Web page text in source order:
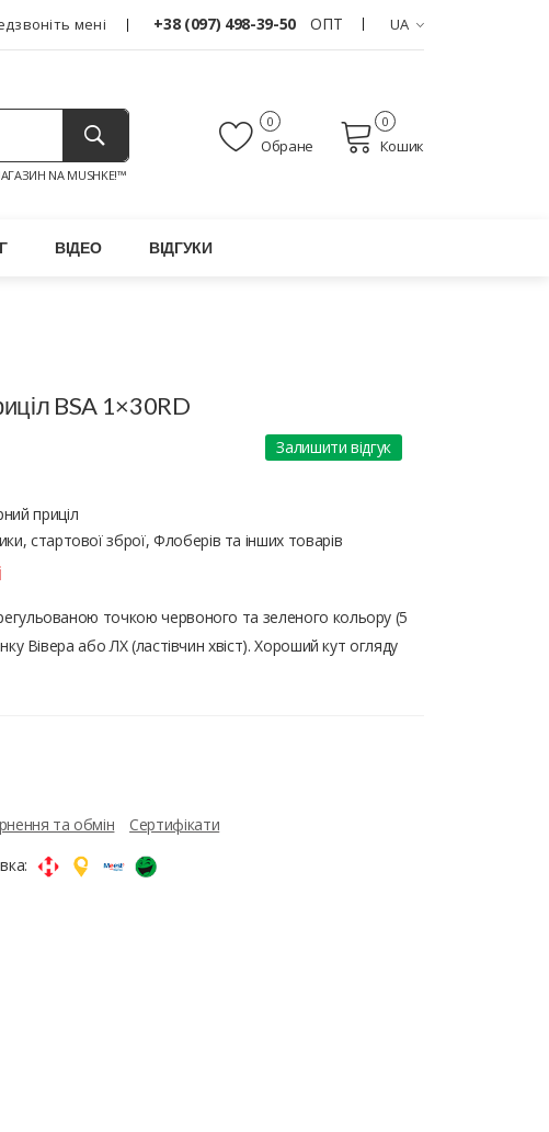
мені +38 (097) 498-39-50 ОПТ UA
NA MUSHKE!™
Обране
0
Кошик
0
ВІДЕО ВІДГУКИ
BSA 1×30RD
Залишити відгук
приціл
стартової зброї, Флоберів та інших товарів
точкою червоного та зеленого кольору (5
Вівера або ЛХ (ластівчин хвіст). Хороший кут огляду
та обмін
Сертифікати